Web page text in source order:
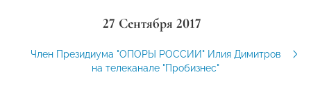
27 Сентября 2017
Член Президиума "ОПОРЫ РОССИИ" Илия Димитров
на телеканале "Пробизнес"